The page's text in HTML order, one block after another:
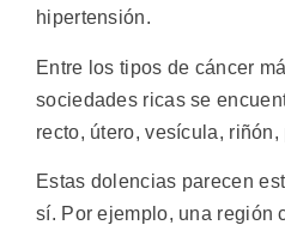
hipertensión.
Entre los tipos de cáncer
sociedades ricas se
recto, útero, vesícula,
Estas dolencias parecen
sí. Por ejemplo, una región